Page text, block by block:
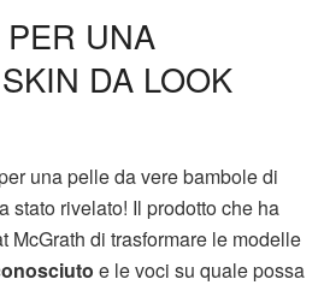
UNA
DA LOOK
una pelle da vere bambole di
stato rivelato! Il prodotto che ha
McGrath di trasformare le modelle
e le voci su quale possa